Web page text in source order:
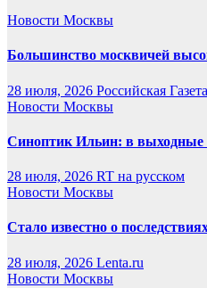
Новости Москвы
Большинство москвичей
28 июля, 2026 Российская Газета
Новости Москвы
Синоптик Ильин: в выходные
28 июля, 2026 RT на русском
Новости Москвы
Стало известно о
28 июля, 2026 Lenta.ru
Новости Москвы